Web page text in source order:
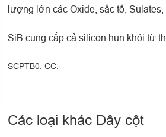
lượng lớn các Oxide, sắc tố, Sulates,
SiB cung cấp cả silicon hun khói từ
SCPTB0. CC.
Các loại khác Dây cột